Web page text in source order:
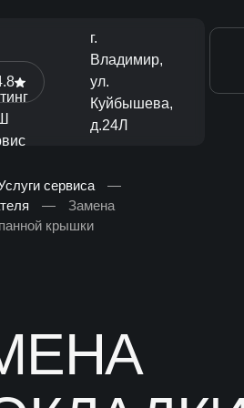
г.
Владимир,
ул.
Куйбышева,
д.24Л
и ТО ]
сервиса
—
—
Замена
крышки